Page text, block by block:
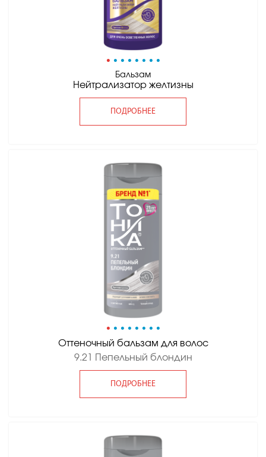
• • • • • • • •
Бальзам
Нейтрализатор желтизны
ПОДРОБНЕЕ
• • • • • • • •
Оттеночный бальзам для волос
9.21 Пепельный блондин
ПОДРОБНЕЕ